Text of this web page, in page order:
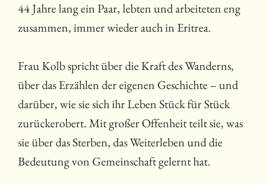
44 Jahre lang ein Paar, lebten und arbeiteten eng
zusammen, immer wieder auch in Eritrea.
Frau Kolb spricht über die Kraft des Wanderns,
über das Erzählen der eigenen Geschichte – und
darüber, wie sie sich ihr Leben Stück für Stück
zurückerobert. Mit großer Offenheit teilt sie, was
sie über das Sterben, das Weiterleben und die
Bedeutung von Gemeinschaft gelernt hat.